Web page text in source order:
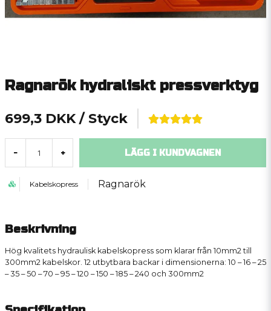
Ragnarök hydraliskt pressverktyg
699,3 DKK / Styck
- + LÄGG I KUNDVAGNEN
Kabelskopress Ragnarök
Beskrivning
Hög kvalitets hydraulisk kabelskopress som klarar från 10mm2 till
300mm2 kabelskor. 12 utbytbara backar i dimensionerna: 10 – 16 – 25
– 35 – 50 – 70 – 95 – 120 – 150 – 185 – 240 och 300mm2